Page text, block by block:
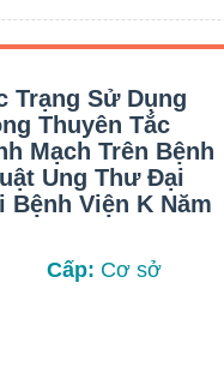
Trạng Sử Dụng
Thuyên Tắc
Mạch Trên Bệnh
Ung Thư Đại
Bệnh Viện K Năm
Cấp: Cơ sở